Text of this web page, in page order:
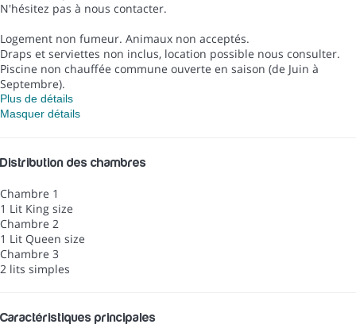
N'hésitez pas à nous contacter.
Logement non fumeur. Animaux non acceptés.
Draps et serviettes non inclus, location possible nous consulter.
Piscine non chauffée commune ouverte en saison (de Juin à
Septembre).
Plus de détails
Masquer détails
Distribution des chambres
Chambre 1
1 Lit King size
Chambre 2
1 Lit Queen size
Chambre 3
2 lits simples
Caractéristiques principales